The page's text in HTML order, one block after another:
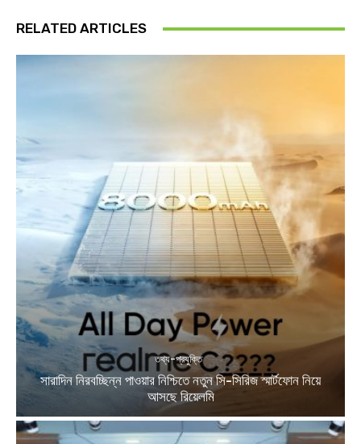
RELATED ARTICLES
তথ্য-প্রযুক্তি
সারাদিন নিরবচ্ছিন্ন পাওয়ার নিশ্চিতে নতুন সি-সিরিজ স্মার্টফোন নিয়ে
আসছে রিয়েলমি